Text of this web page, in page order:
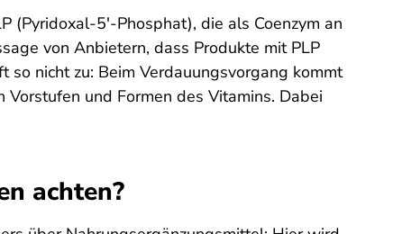
(Pyridoxal-5′-Phosphat), die als Coenzym an
von Anbietern, dass Produkte mit PLP
nicht zu: Beim Verdauungsvorgang kommt
und Formen des Vitamins. Dabei
achten?